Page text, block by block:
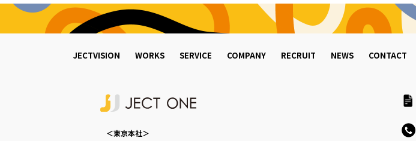
JECTVISION WORKS SERVICE COMPANY RECRUIT NEWS CONTACT
＜東京本社＞